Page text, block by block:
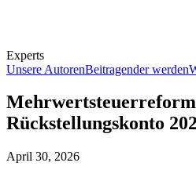
Experts
Unsere AutorenBeitragender werden
Rückstellungskonto
April 30, 2026